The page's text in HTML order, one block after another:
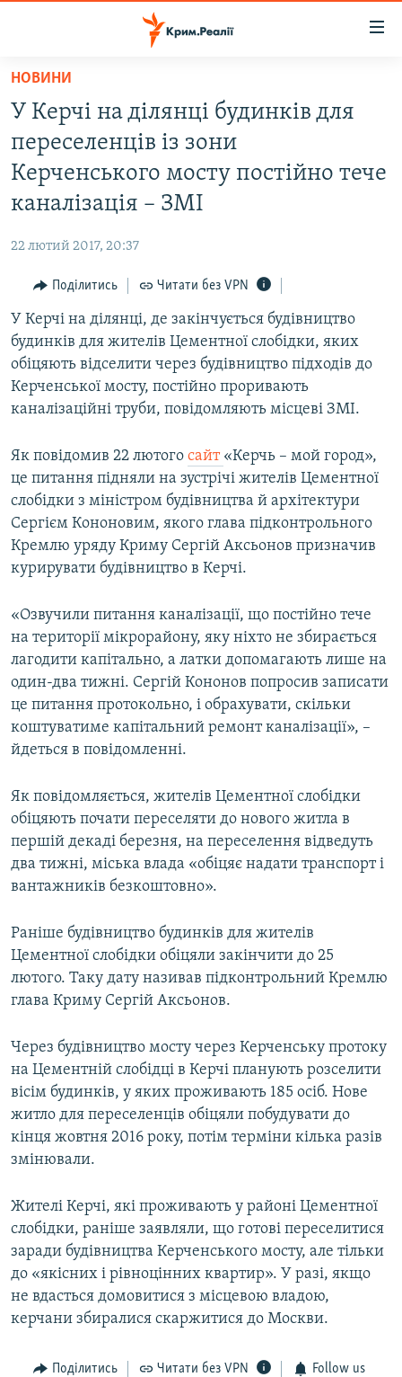
Перейти
основного
матеріалу
Перейти
до
основної
Перейти
пошуку
ВОДА.КРИМ
ВІДЕО ТА ФОТО
ПОЛІТИКА
ІНТЕРВ'Ю
ВСЕ ЗА ДЕНЬ
СПЕЦПРОЕКТИ
ДЕПОРТАЦІЯ
ВІДЕОУРОКИ «ELIFBE»
СВІДЧЕННЯ ОКУПАЦІЇ
УКРАЇНСЬКА ПРОБЛЕМА КРИМУ
ІНФОГРАФІКА
ЯК ОБІЙТИ БЛОКУВАННЯ
Qırımtatar
ДОЛУЧАЙСЯ!
НОВИНИ
У Керчі на ділянці будинків для
переселенців із зони
Керченського мосту постійно тече
каналізація – ЗМІ
22 лютий 2017, 20:37
Поділитись Читати без VPN
У Керчі на ділянці, де закінчується будівництво
будинків для жителів Цементної слобідки, яких
обіцяють відселити через будівництво підходів до
Керченської мосту, постійно проривають
каналізаційні труби, повідомляють місцеві ЗМІ.
Як повідомив 22 лютого сайт «Керчь – мой город»,
це питання підняли на зустрічі жителів Цементної
слобідки з міністром будівництва й архітектури
Сергієм Кононовим, якого глава підконтрольного
Кремлю уряду Криму Сергій Аксьонов призначив
курирувати будівництво в Керчі.
«Озвучили питання каналізації, що постійно тече
на території мікрорайону, яку ніхто не збирається
лагодити капітально, а латки допомагають лише на
один-два тижні. Сергій Кононов попросив записати
це питання протокольно, і обрахувати, скільки
коштуватиме капітальний ремонт каналізації», –
йдеться в повідомленні.
Як повідомляється, жителів Цементної слобідки
обіцяють почати переселяти до нового житла в
першій декаді березня, на переселення відведуть
два тижні, міська влада «обіцяє надати транспорт і
вантажників безкоштовно».
Раніше будівництво будинків для жителів
Цементної слобідки обіцяли закінчити до 25
лютого. Таку дату називав підконтрольний Кремлю
глава Криму Сергій Аксьонов.
Через будівництво мосту через Керченську протоку
на Цементній слобідці в Керчі планують розселити
вісім будинків, у яких проживають 185 осіб. Нове
житло для переселенців обіцяли побудувати до
кінця жовтня 2016 року, потім терміни кілька разів
змінювали.
Жителі Керчі, які проживають у районі Цементної
слобідки, раніше заявляли, що готові переселитися
заради будівництва Керченського мосту, але тільки
до «якісних і рівноцінних квартир». У разі, якщо
не вдасться домовитися з місцевою владою,
керчани збиралися скаржитися до Москви.
Поділитись Читати без VPN Follow us